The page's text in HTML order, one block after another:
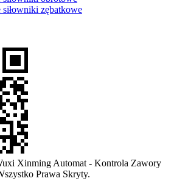
siłowniki zębatkowe
Xinming Automat - Kontrola Zawory
Prawa Skryty.